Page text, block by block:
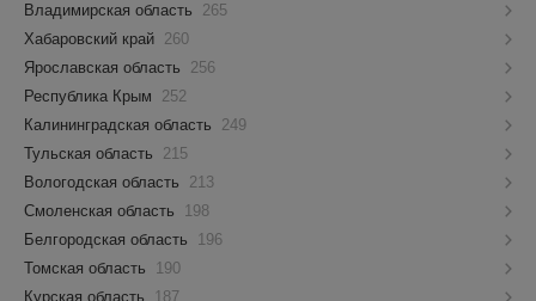
Владимирская область
265
Хабаровский край 260
Ярославская область
256
Республика Крым
252
Калининградская область
249
Тульская область
215
Вологодская область
213
Смоленская область
198
Белгородская область
196
Томская область
190
Курская область
187